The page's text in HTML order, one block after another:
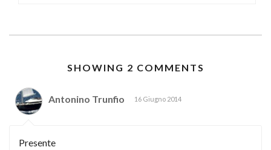
SHOWING 2 COMMENTS
Antonino Trunfio 16 Giugno 2014
Presente